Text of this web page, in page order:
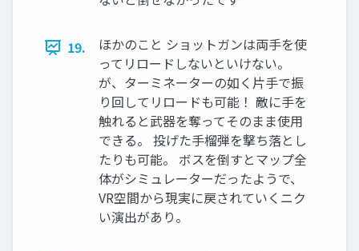
19.
ほかのこと ショットガンは両手を使
ってリロードしないといけない。
が、ターミネーターの如く片手で振
り回してリロードも可能！ 敵に手を
触れると武器を奪ってそのまま使用
できる。 投げた手榴弾を撃ち落とし
たりも可能。 ボスを倒すとマップ全
体がシミュレーターだったようで、
VR空間から現実に戻されていくニク
い演出があり。